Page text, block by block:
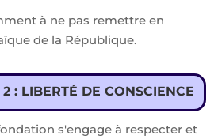
à ne pas remettre en
de la République.
: LIBERTÉ DE CONSCIENCE
s'engage à respecter et